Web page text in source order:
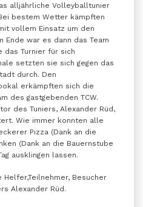
alljährliche Volleyballtunier
bestem Wetter kämpften
vollem Einsatz um den
Ende war es dann das Team
das Turnier für sich
setzten sie sich gegen das
durch. Den
erkämpften sich die
des gastgebenden TCW.
des Tuniers, Alexander Rüd,
Wie immer konnten alle
Pizza (Dank an die
(Dank an die Bauernstube
ausklingen lassen.
Helfer,Teilnehmer, Besucher
Alexander Rüd.